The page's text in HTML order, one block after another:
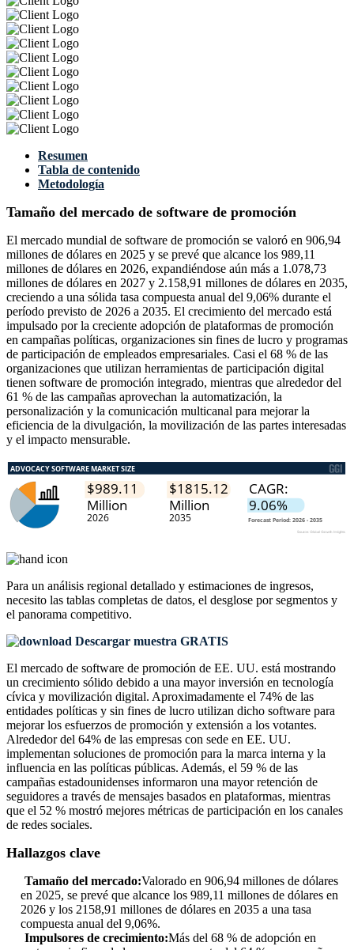
Resumen
Tabla de contenido
Metodología
Tamaño del mercado de software de promoción
El mercado mundial de software de promoción se valoró en 906,94
millones de dólares en 2025 y se prevé que alcance los 989,11
millones de dólares en 2026, expandiéndose aún más a 1.078,73
millones de dólares en 2027 y 2.158,91 millones de dólares en 2035,
creciendo a una sólida tasa compuesta anual del 9,06% durante el
período previsto de 2026 a 2035. El crecimiento del mercado está
impulsado por la creciente adopción de plataformas de promoción
en campañas políticas, organizaciones sin fines de lucro y programas
de participación de empleados empresariales. Casi el 68 % de las
organizaciones que utilizan herramientas de participación digital
tienen software de promoción integrado, mientras que alrededor del
61 % de las campañas aprovechan la automatización, la
personalización y la comunicación multicanal para mejorar la
eficiencia de la divulgación, la movilización de las partes interesadas
y el impacto mensurable.
Para un análisis regional detallado y estimaciones de ingresos,
necesito las tablas completas de datos, el desglose por segmentos y
el panorama competitivo.
Descargar muestra GRATIS
El mercado de software de promoción de EE. UU. está mostrando
un crecimiento sólido debido a una mayor inversión en tecnología
cívica y movilización digital. Aproximadamente el 74% de las
entidades políticas y sin fines de lucro utilizan dicho software para
mejorar los esfuerzos de promoción y extensión a los votantes.
Alrededor del 64% de las empresas con sede en EE. UU.
implementan soluciones de promoción para la marca interna y la
influencia en las políticas públicas. Además, el 59 % de las
campañas estadounidenses informaron una mayor retención de
seguidores a través de mensajes basados ​​en plataformas, mientras
que el 52 % mostró mejores métricas de participación en los canales
de redes sociales.
Hallazgos clave
Tamaño del mercado:Valorado en 906,94 millones de dólares
en 2025, se prevé que alcance los 989,11 millones de dólares en
2026 y los 2158,91 millones de dólares en 2035 a una tasa
compuesta anual del 9,06%.
Impulsores de crecimiento:Más del 68 % de adopción en